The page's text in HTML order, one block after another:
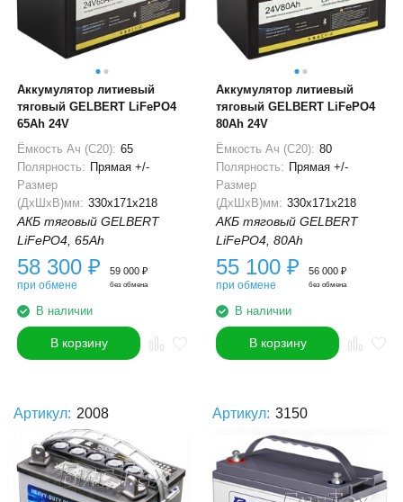
Аккумулятор литиевый
тяговый GELBERT LiFePO4
65Ah 24V
Ёмкость Ач (С20): 65
Полярность: Прямая +/-
Размер
(ДхШхВ)мм: 330x171x218
АКБ тяговый GELBERT
LiFePO4, 65Ah
58 300 ₽
при обмене
59 000 ₽
без обмена
В наличии
В корзину
Аккумулятор литиевый
тяговый GELBERT LiFePO4
80Ah 24V
Ёмкость Ач (С20): 80
Полярность: Прямая +/-
Размер
(ДхШхВ)мм: 330x171x218
АКБ тяговый GELBERT
LiFePO4, 80Ah
55 100 ₽
при обмене
56 000 ₽
без обмена
В наличии
В корзину
Артикул: 2008 Артикул: 3150